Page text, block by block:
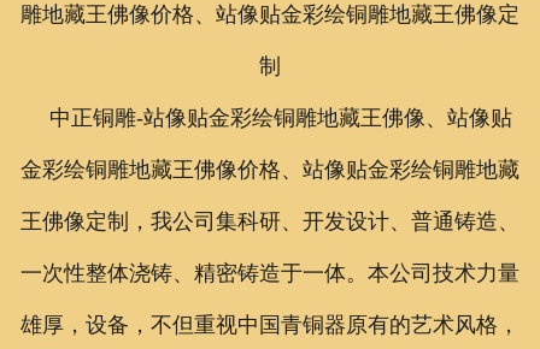
雕地藏王佛像价格、站像贴金彩绘铜雕地藏王佛像定
制
中正铜雕-站像贴金彩绘铜雕地藏王佛像、 站像贴
金彩绘铜雕地藏王佛像价格、 站像贴金彩绘铜雕地藏
王佛像定制 ，我公司集科研、开发设计、普通铸造、
一次性整体浇铸、精密铸造于一体。本公司技术力量
雄厚，设备，不但重视中国青铜器原有的艺术风格，